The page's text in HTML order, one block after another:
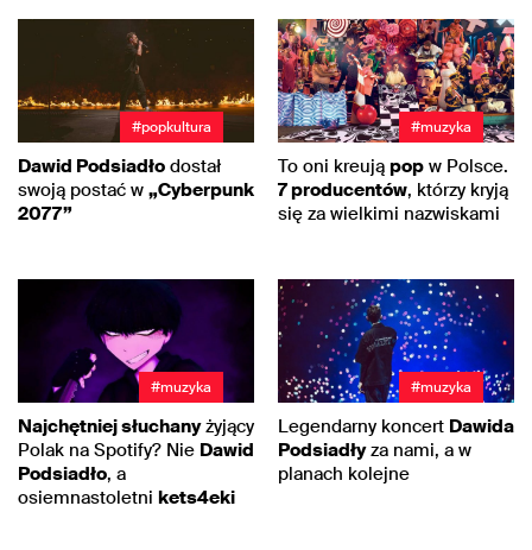
#popkultura
Dawid Podsiadło dostał
swoją postać w „Cyberpunk
2077”
#muzyka
To oni kreują pop w Polsce.
7 producentów, którzy kryją
się za wielkimi nazwiskami
#muzyka
Najchętniej słuchanyżyjący
Polak na Spotify? Nie Dawid
Podsiadło, a
osiemnastoletni kets4eki
#muzyka
Legendarny koncert Dawida
Podsiadłyza nami, a w
planach kolejne